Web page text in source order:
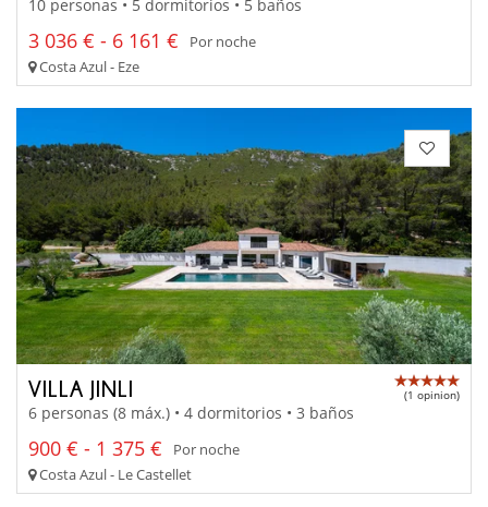
10 personas • 5 dormitorios • 5 baños
3 036 € - 6 161 €
Por noche
Costa Azul - Eze
VILLA JINLI (1 opinion)
6 personas (8 máx.) • 4 dormitorios • 3 baños
900 € - 1 375 €
Por noche
Costa Azul - Le Castellet